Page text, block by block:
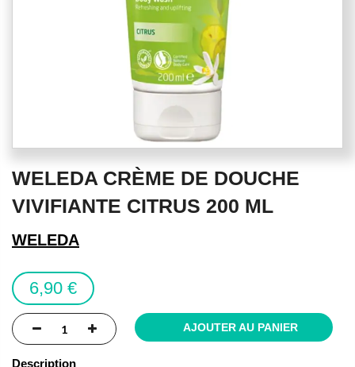
to
beginning
of
images
gallery
WELEDA CRÈME DE DOUCHE
VIVIFIANTE CITRUS 200 ML
WELEDA
6,90 €
AJOUTER AU PANIER
Description